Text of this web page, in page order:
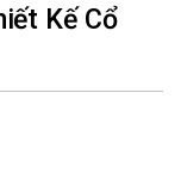
Kế Cổ